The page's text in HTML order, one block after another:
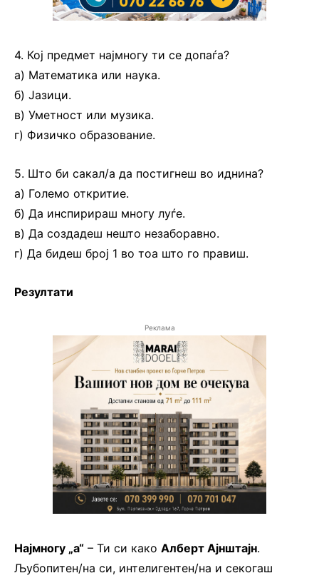
4. Кој предмет најмногу ти се допаѓа?
а) Математика или наука.
б) Јазици.
в) Уметност или музика.
г) Физичко образование.
5. Што би сакал/а да постигнеш во иднина?
а) Големо откритие.
б) Да инспирираш многу луѓе.
в) Да создадеш нешто незаборавно.
г) Да бидеш број 1 во тоа што го правиш.
Резултати
Реклама
Најмногу „а“ – Ти си како Алберт Ајнштајн.
Љубопитен/на си, интелигентен/на и секогаш